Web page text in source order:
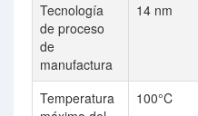
Tecnología
de proceso
de
manufactura
14 nm
Temperatura
100°C